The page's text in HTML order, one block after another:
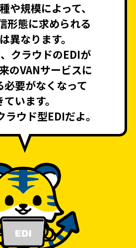
や規模によって、
形態に求められる
異なります。
クラウドのEDIが
のVANサービスに
必要がなくなって
ています。
ラウド型EDIだよ。